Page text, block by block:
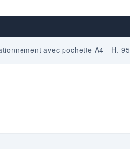
avec pochette A4 - H.